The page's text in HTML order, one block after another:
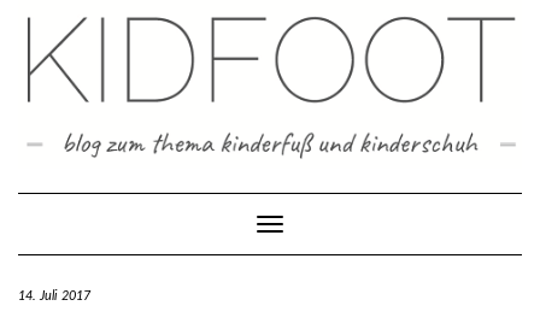
content
Toggle Navigation
14. Juli 2017